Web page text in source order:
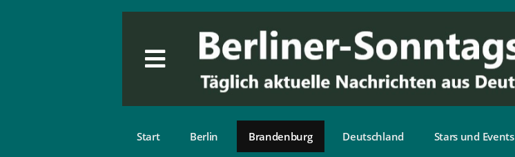
Start Berlin Brandenburg Deutschland Stars und Events